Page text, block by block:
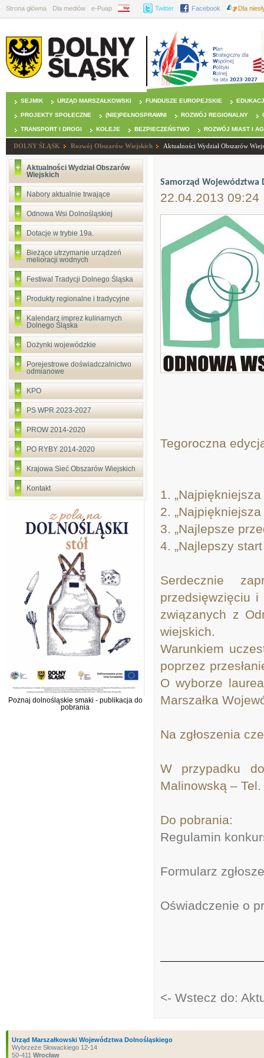
Strona główna Dla mediów e-Puap BIP Twitter Facebook Dla
SEJMIK URZĄD MARSZAŁKOWSKI FUNDUSZE EUROPEJSKIE
PROJEKTY SPOŁECZNE (NIE)PEŁNOSPRAWNI ROZWÓJ REGIONALNY
TRANSPORT I DROGI KOLEJE BEZPIECZEŃSTWO ROZWÓJ MIAST I
DOLNY ŚLĄSK Rozwój Obszarów Wiejskich Aktualności Wydział Obszarów
Aktualności Wydział Obszarów
Wiejskich
Nabory aktualnie trwające
Odnowa Wsi Dolnośląskiej
Dotacje w trybie 19a.
Bieżące utrzymanie urządzeń
melioracji wodnych
Festiwal Tradycji Dolnego Śląska
Produkty regionalne i tradycyjne
Kalendarz imprez kulinarnych
Dolnego Śląska
Dożynki wojewódzkie
Porejestrowe doświadczalnictwo
odmianowe
KPO
PS WPR 2023-2027
PROW 2014-2020
PO RYBY 2014-2020
Krajowa Sieć Obszarów Wiejskich
Kontakt
Poznaj dolnośląskie smaki - publikacja do
pobrania
Samorząd Województwa
22.04.2013 09:24
Tegoroczna
1. „Najpiękniejsza
2. „Najpiękniejsza
3. „Najlepsze
4. „Najlepszy
Serdecznie
przedsięwzięciu i
związanych z
wiejskich.
Warunkiem
poprzez
O wyborze
Marszałka
Na zgłoszenia
W przypadku
Malinowską –
Do pobrania:
Regulamin
Formularz
Oświadczenie o
<- Wstecz do:
Urząd Marszałkowski Województwa Dolnośląskiego
Wybrzeże Słowackiego 12-14
50-411 Wrocław